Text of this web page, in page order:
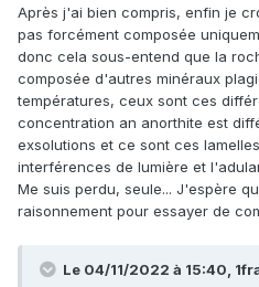
Après j'ai bien compris, enfin je
pas forcément composée
donc cela sous-entend que la
composée d'autres minéraux
températures, ceux sont ces
concentration an anorthite est
exsolutions et ce sont ces
interférences de lumière et
Me suis perdu, seule... J'espère
raisonnement pour essayer de
Le 04/11/2022 à 15:40,